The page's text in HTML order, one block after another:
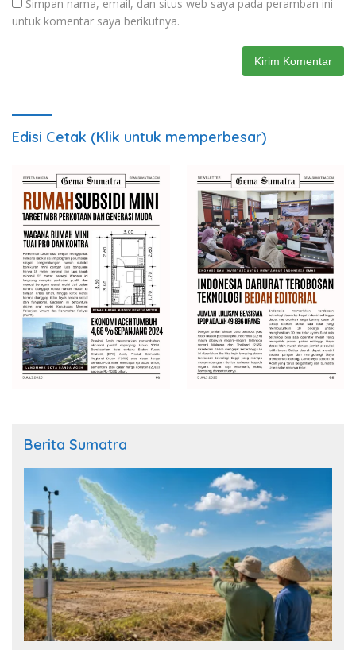
Simpan nama, email, dan situs web saya pada peramban ini
untuk komentar saya berikutnya.
Edisi Cetak (Klik untuk memperbesar)
Berita Sumatra